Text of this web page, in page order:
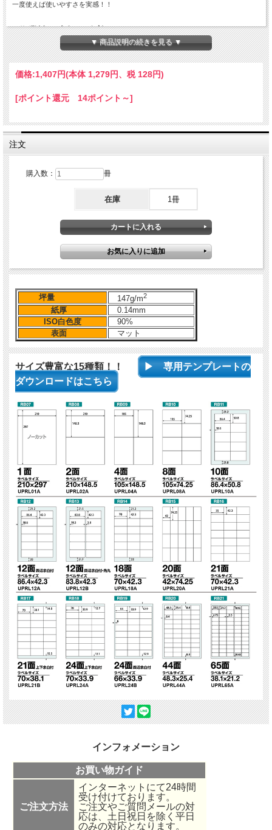
一度使えば使いやすさを実感！！
■作業性を大幅に改善！
■画像をより鮮やかにする高白色性！
■インクジェット・レーザープリンタ・コピー機マルチ対
応
▼ 商品説明の続きを見る ▼
価格:1,407円(本体 1,279円、税 128円)
[ポイント還元 14ポイント～]
注文
購入数： 冊
在庫 1冊
坪量 147g/m2
紙厚
0.14mm
ISO白色度
90%
表面
マット
サイズ豊富な15種類！！
▶ 専用テンプレートの
ダウンロードはこちら
インフォメーション
お買い物ガイド
ご注文方法
インターネットにて24時間
受け付けております。
ご注文やご質問メールの対
応は、土日祝日を除く平日
のみの対応となります。